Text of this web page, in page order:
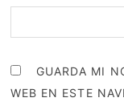
GUARDA MI
WEB EN ESTE